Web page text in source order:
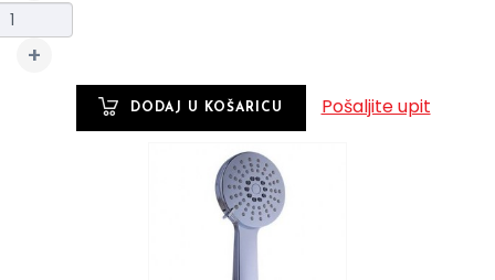
Pošaljite upit